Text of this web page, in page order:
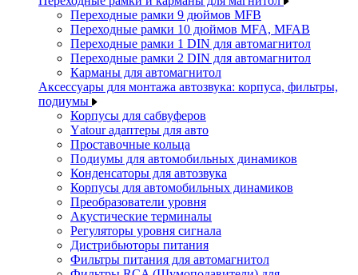
Переходные рамки 9 дюймов MFB
Переходные рамки 10 дюймов MFA, MFAB
Переходные рамки 1 DIN для автомагнитол
Переходные рамки 2 DIN для автомагнитол
Карманы для автомагнитол
Аксессуары для монтажа автозвука: корпуса, фильтры,
подиумы
Корпусы для сабвуферов
Yаtour адаптеры для авто
Проставочные кольца
Подиумы для автомобильных динамиков
Конденсаторы для автозвука
Корпусы для автомобильных динамиков
Преобразователи уровня
Акустические терминалы
Регуляторы уровня сигнала
Дистрибьюторы питания
Фильтры питания для автомагнитол